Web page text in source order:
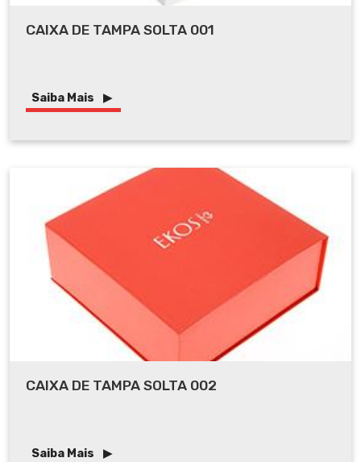
CAIXA DE TAMPA SOLTA 001
Saiba Mais
CAIXA DE TAMPA SOLTA 002
Saiba Mais